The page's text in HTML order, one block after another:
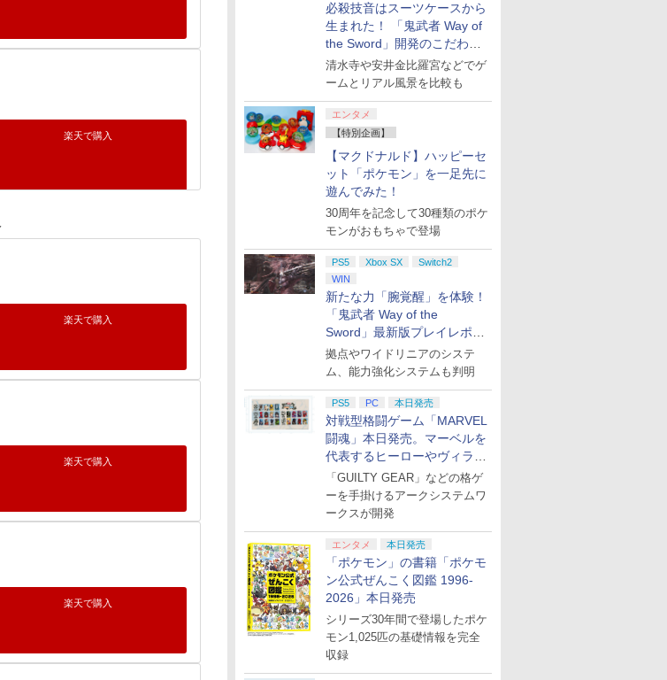
必殺技音はスーツケースから
生まれた！ 「鬼武者 Way of
the Sword」開発のこだわり
を目撃！
清水寺や安井金比羅宮などでゲ
ームとリアル風景を比較も
エンタメ
【特別企画】
【マクドナルド】ハッピーセ
ット「ポケモン」を一足先に
遊んでみた！
30周年を記念して30種類のポケ
モンがおもちゃで登場
PS5 Xbox SX
Switch2
WIN
新たな力「腕覚醒」を体験！
「鬼武者 Way of the
Sword」最新版プレイレポー
ト
拠点やワイドリニアのシステ
ム、能力強化システムも判明
PS5 PC 本日発売
対戦型格闘ゲーム「MARVEL
闘魂」本日発売。マーベルを
代表するヒーローやヴィラン
たちが登場
「GUILTY GEAR」などの格ゲ
ーを手掛けるアークシステムワ
ークスが開発
エンタメ 本日発売
「ポケモン」の書籍「ポケモ
ン公式ぜんこく図鑑 1996-
2026」本日発売
シリーズ30年間で登場したポケ
モン1,025匹の基礎情報を完全
収録
楽天で購入
楽天で購入
楽天で購入
楽天で購入